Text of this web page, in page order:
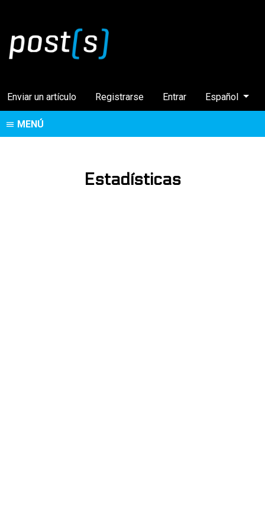
Enviar un artículo Registrarse Entrar Cambiar el
Español
MENÚ
Estadísticas